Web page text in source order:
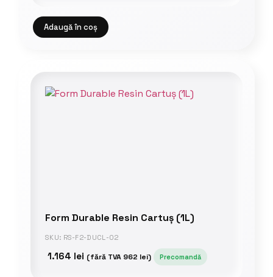
Adaugă în coș
Form Durable Resin Cartuș (1L)
SKU: RS-F2-DUCL-02
1.164 lei (fără TVA 962 lei) Precomandă